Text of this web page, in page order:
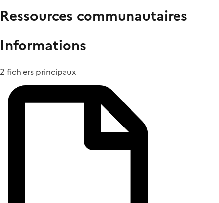
Ressources communautaires
Informations
2 fichiers principaux